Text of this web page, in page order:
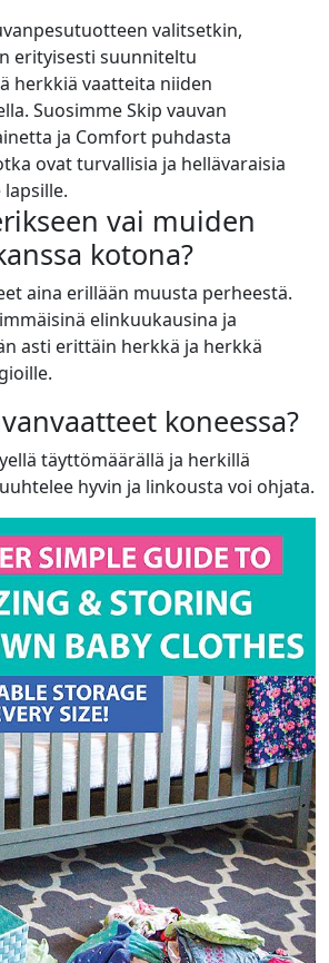
valitsetkin,
erityisesti suunniteltu
herkkiä vaatteita niiden
Suosimme Skip vauvan
ja Comfort puhdasta
ovat turvallisia ja hellävaraisia
vai muiden
kotona?
aina erillään muusta perheestä.
elinkuukausina ja
asti erittäin herkkä ja herkkä
koneessa?
täyttömäärällä ja herkillä
hyvin ja linkousta voi ohjata.